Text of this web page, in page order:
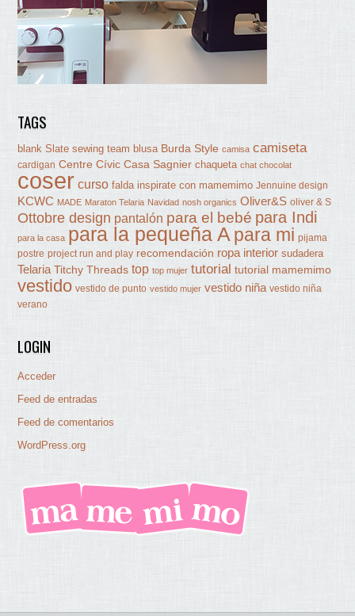
TAGS
blank Slate sewing team blusa Burda Style camisa camiseta
cardigan Centre Cívic Casa Sagnier chaqueta chat chocolat
coser curso falda inspirate con mamemimo Jennuine design
KCWC MADE Maraton Telaria Navidad nosh organics Oliver&S oliver & S
Ottobre design pantalón para el bebé para Indi
para la casa para la pequeña A para mi pijama
postre project run and play recomendación ropa interior sudadera
Telaria Titchy Threads top top mujer tutorial tutorial mamemimo
vestido vestido de punto vestido mujer vestido niña vestido niña
verano
LOGIN
Acceder
Feed de entradas
Feed de comentarios
WordPress.org